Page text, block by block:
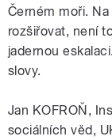
Černém moři.
rozšiřovat, není
jadernou
slovy.
Jan KOFROŇ,
sociálních věd,